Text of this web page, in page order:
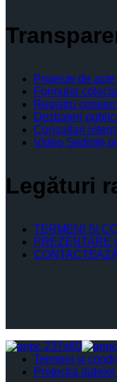
Proiecte de
Formular
Registru
Dezbateri
Consultari
Video Şedinţe
Legături
TERMENI ŞI
PREZENTARE
Termeni și
Protectia